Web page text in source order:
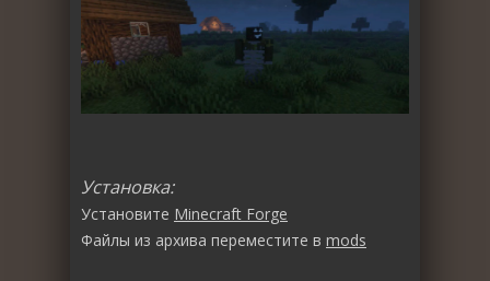
Установка:
Установите Minecraft Forge
Файлы из архива переместите в mods